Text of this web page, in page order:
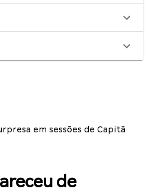
em sessões de Capitã
de